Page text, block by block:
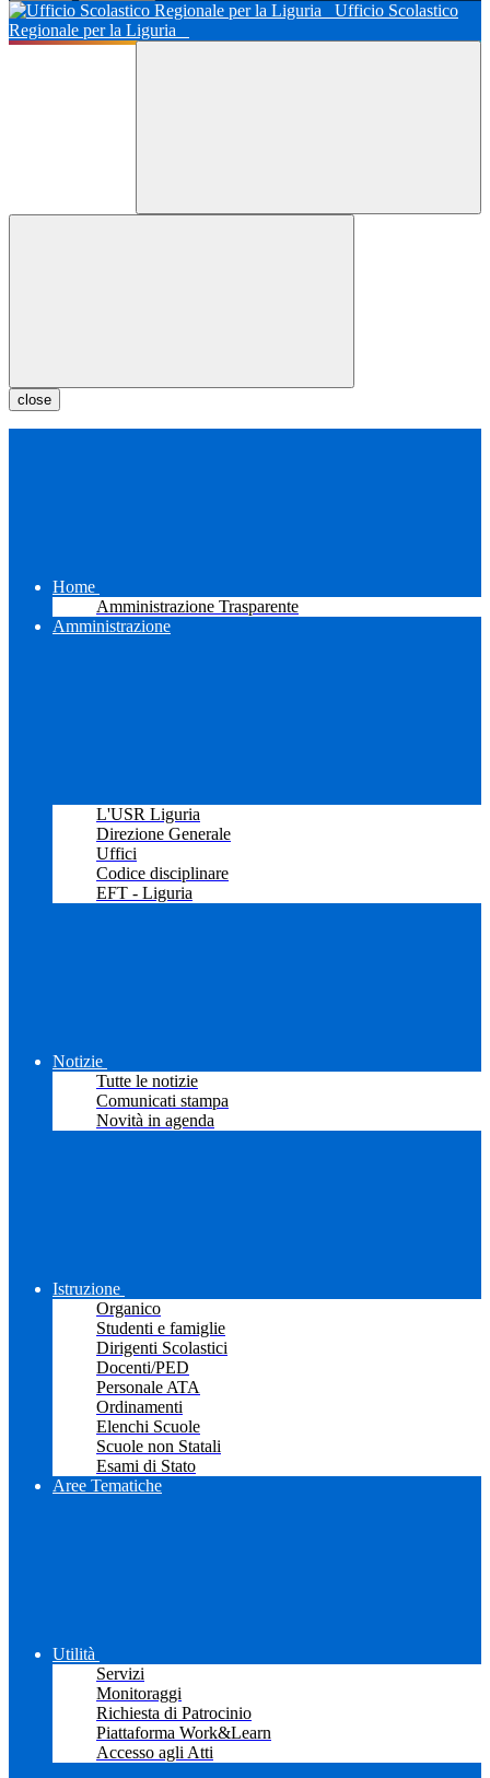
Ufficio Scolastico
Regionale per la Liguria
close
Home
Amministrazione Trasparente
Amministrazione
L'USR Liguria
Direzione Generale
Uffici
Codice disciplinare
EFT - Liguria
Notizie
Tutte le notizie
Comunicati stampa
Novità in agenda
Istruzione
Organico
Studenti e famiglie
Dirigenti Scolastici
Docenti/PED
Personale ATA
Ordinamenti
Elenchi Scuole
Scuole non Statali
Esami di Stato
Aree Tematiche
Utilità
Servizi
Monitoraggi
Richiesta di Patrocinio
Piattaforma Work&Learn
Accesso agli Atti